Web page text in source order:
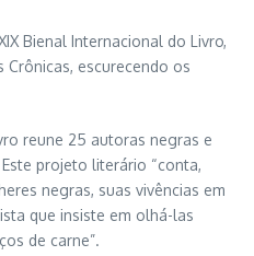
Bienal Internacional do Livro,
escurecendo os
reune 25 autoras negras e
projeto literário “conta,
negras, suas vivências em
que insiste em olhá-las
de carne”.